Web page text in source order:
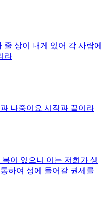
줄 상이 내게 있어 각 사람에
라
나중이요 시작과 끝이라
이 있으니 이는 저희가 생
하여 성에 들어갈 권세를